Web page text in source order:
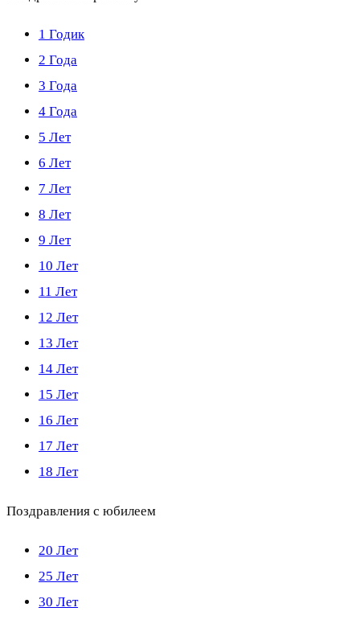
1 Годик
2 Года
3 Года
4 Года
5 Лет
6 Лет
7 Лет
8 Лет
9 Лет
10 Лет
11 Лет
12 Лет
13 Лет
14 Лет
15 Лет
16 Лет
17 Лет
18 Лет
Поздравления с юбилеем
20 Лет
25 Лет
30 Лет